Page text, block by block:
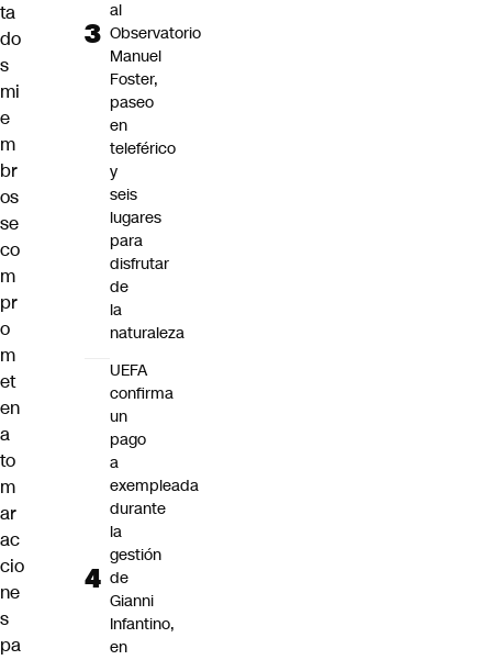
ta
do
s
mi
e
m
br
os
se
co
m
pr
o
m
et
en
a
to
m
ar
ac
cio
ne
s
pa
al
Observatorio
Manuel
Foster,
paseo
en
teleférico
y
seis
lugares
para
disfrutar
de
la
naturaleza
UEFA
confirma
un
pago
a
exempleada
durante
la
gestión
de
Gianni
Infantino,
en